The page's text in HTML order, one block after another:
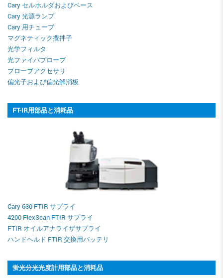
Cary セルホルダおよびベース
Cary 光源ランプ
Cary 用チューブ
マグネティック攪拌子
光学フィルタ
光ファイバプローブ
プローブアクセサリ
偏光子および偏光解消板
FT-IR用部品と消耗品
Cary 630 FTIR サプライ
4200 FlexScan FTIR サプライ
FTIR オイルアナライザサプライ
ハンドヘルド FTIR 交換用バッテリ
蛍光分光光度計用部品と消耗品